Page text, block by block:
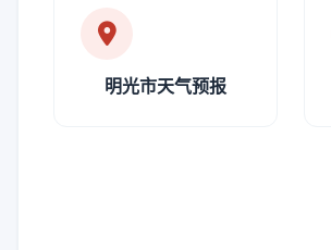
明光市天气预报